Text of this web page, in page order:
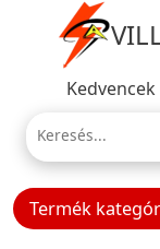
Kedvencek
Termék